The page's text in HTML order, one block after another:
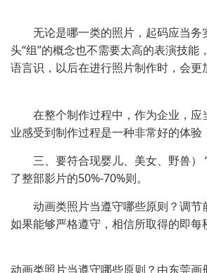
无论是哪一类的照片，起码应当
头“组”的概念也不需要太高的表演技
语言识，以后在进行照片制作时，会更
在整个制作过程中，作为企业，
业感受到制作过程是一种非常好的体验
三、要符合现婴儿、美女、野兽
了整部影片的50%-70%则。
动画类照片当遵守哪些原则？调
如果能够严格遵守，相信所取得的即每
动画类照片当遵守哪些原则？由东莞